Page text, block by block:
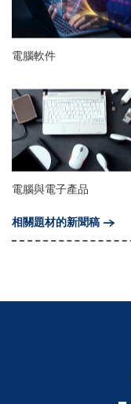
電腦軟件
電腦與電子產品
相關題材的新聞稿